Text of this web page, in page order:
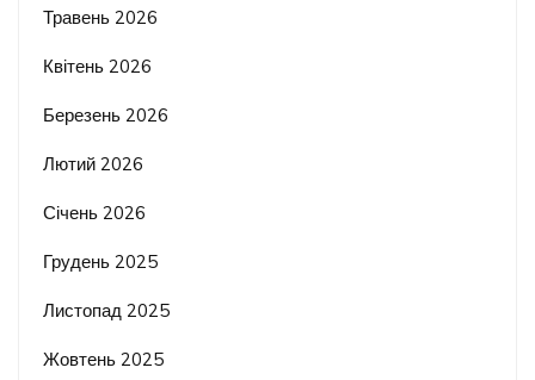
Травень 2026
Квітень 2026
Березень 2026
Лютий 2026
Січень 2026
Грудень 2025
Листопад 2025
Жовтень 2025